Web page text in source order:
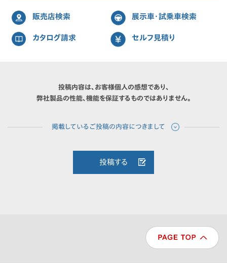
販売店検索 展示車・試乗車検索
カタログ請求 セルフ見積り
投稿内容は、お客様個人の感想であり、
弊社製品の性能、機能を保証するものではありません。
投稿する